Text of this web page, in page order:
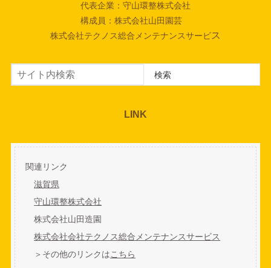
代表企業：守山環整株式会社
構成員：株式会社山田園芸
株式会社テクノス総合メンテナンスサービス
検索 検索
LINK
関連リンク
滋賀県
守山環整株式会社
株式会社山田造園
株式会社会社テクノス総合メンテナンスサービス
＞その他のリンクはこちら